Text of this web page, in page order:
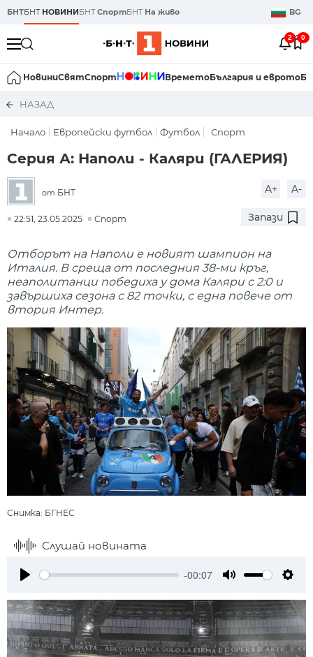
БНТБНТ НОВИНИБНТСпортБНТ На живо BG
2 0
НовиниСвятСпорт ВреметоБългария и еврото
НАЗАД
Начало Европейски футбол Футбол Спорт
Серия А: Наполи - Каляри (ГАЛЕРИЯ)
от БНТ A+ A-
22:51, 23.05.2025 Спорт Запази
Отборът на Наполи е новият шампион на
Италия. В среща от последния 38-ми кръг,
неаполитанци победиха у дома Каляри с 2:0 и
завършиха сезона с 82 точки, с една повече от
втория Интер.
Снимка: БГНЕС
Слушай новината
-00:07